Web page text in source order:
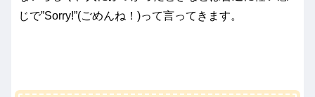
じで”Sorry!”(ごめんね！)って言ってきます。